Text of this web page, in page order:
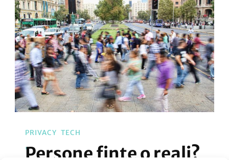
PRIVACY TECH
Persone finte o reali?